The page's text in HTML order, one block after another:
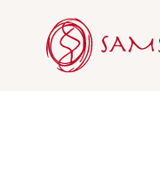
contenido